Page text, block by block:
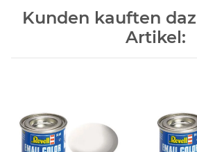
Kunden kauften
Artikel: